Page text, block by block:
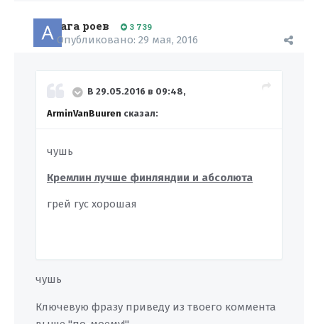
ага роев 3 739
Опубликовано: 29 мая, 2016
В 29.05.2016 в 09:48,
ArminVanBuuren сказал:
чушь
Кремлин лучше финляндии и абсолюта
грей гус хорошая
чушь
Ключевую фразу приведу из твоего коммента